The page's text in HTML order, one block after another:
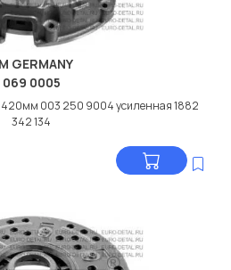
GERMANY
069 0005
003 250 9004 усиленная 1882
342 134